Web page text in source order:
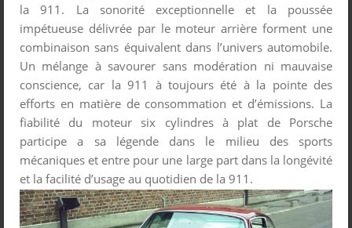
la 911. La sonorité exceptionnelle et la poussée
impétueuse délivrée par le moteur arrière forment une
combinaison sans équivalent dans l’univers automobile.
Un mélange à savourer sans modération ni mauvaise
conscience, car la 911 à toujours été à la pointe des
efforts en matière de consommation et d’émissions. La
fiabilité du moteur six cylindres à plat de Porsche
participe a sa légende dans le milieu des sports
mécaniques et entre pour une large part dans la longévité
et la facilité d’usage au quotidien de la 911.